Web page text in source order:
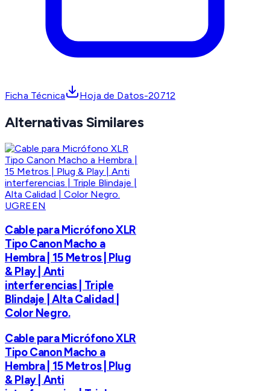
Ficha Técnica Hoja de Datos-20712
Alternativas Similares
UGREEN
Cable para Micrófono XLR
Tipo Canon Macho a
Hembra | 15 Metros | Plug
& Play | Anti
interferencias | Triple
Blindaje | Alta Calidad |
Color Negro.
Cable para Micrófono XLR
Tipo Canon Macho a
Hembra | 15 Metros | Plug
& Play | Anti